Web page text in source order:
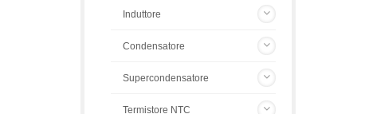
Induttore
Condensatore
Supercondensatore
Termistore NTC